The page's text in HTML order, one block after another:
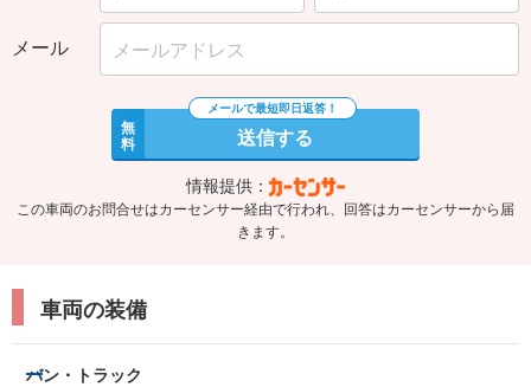
メール
無
料 送信する
情報提供：
この車両のお問合せはカーセンサー経由で行われ、回答はカーセンサーから届
きます。
車両の装備
バン・トラック